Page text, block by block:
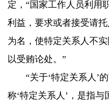
定，“国家工作人员利用
利益，要求或者接受请
为名，使特定关系人不
以受贿论处。”
“关于‘特定关系人’的
称‘特定关系人’，是指